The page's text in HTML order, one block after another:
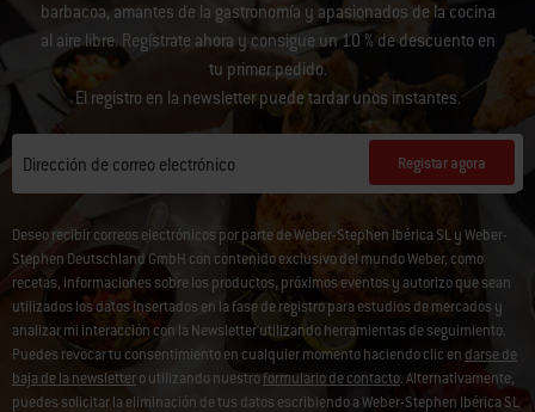
barbacoa, amantes de la gastronomía y apasionados de la cocina
al aire libre. Regístrate ahora y consigue un 10 % de descuento en
tu primer pedido.
El registro en la newsletter puede tardar unos instantes.
Dirección de correo electrónico Registar agora
Deseo recibir correos electrónicos por parte de Weber-Stephen Ibérica SL y Weber-
Stephen Deutschland GmbH con contenido exclusivo del mundo Weber, como
recetas, informaciones sobre los productos, próximos eventos y autorizo que sean
utilizados los datos insertados en la fase de registro para estudios de mercados y
analizar mi interacción con la Newsletter utilizando herramientas de seguimiento.
Puedes revocar tu consentimiento en cualquier momento haciendo clic en darse de
baja de la newslettero utilizando nuestroformulario de contacto. Alternativamente,
puedes solicitar la eliminación de tus datos escribiendo a Weber-Stephen Ibérica SL